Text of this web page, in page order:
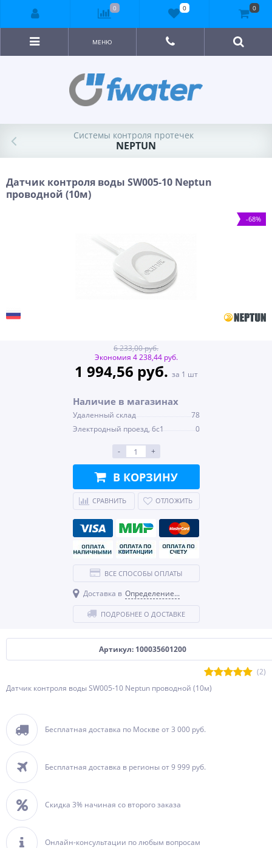
МЕНЮ
Системы контроля протечек
NEPTUN
Датчик контроля воды SW005-10 Neptun
проводной (10м)
-68%
Артикул: 100035601200
(2)
Датчик контроля воды SW005-10 Neptun проводной (10м)
Бесплатная доставка по Москве от 3 000 руб.
Бесплатная доставка в регионы от 9 999 руб.
Скидка 3% начиная со второго заказа
Онлайн-консультации по любым вопросам
6 233,00 руб.
Экономия 4 238,44 руб.
1 994,56 руб. за 1 шт
Наличие в магазинах
Удаленный склад
78
Электродный проезд, 6с1
0
- +
В КОРЗИНУ
СРАВНИТЬ ОТЛОЖИТЬ
ВСЕ СПОСОБЫ ОПЛАТЫ
Доставка в Определение...
ПОДРОБНЕЕ О ДОСТАВКЕ
0 0 0